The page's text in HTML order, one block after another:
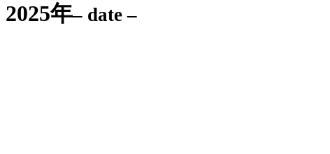
2025年– date –